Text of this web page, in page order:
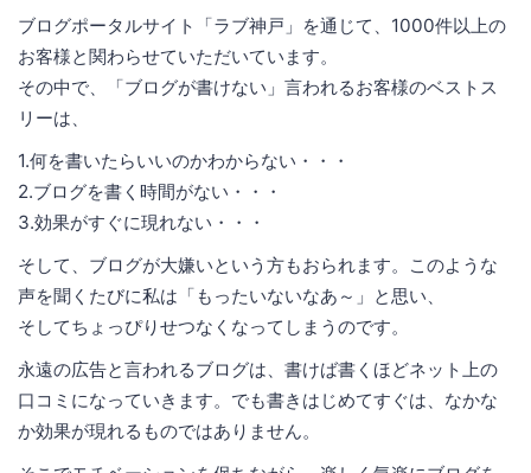
ブログポータルサイト「ラブ神戸」を通じて、1000件以上の
お客様と関わらせていただいています。
その中で、「ブログが書けない」言われるお客様のベストス
リーは、
1.何を書いたらいいのかわからない・・・
2.ブログを書く時間がない・・・
3.効果がすぐに現れない・・・
そして、ブログが大嫌いという方もおられます。このような
声を聞くたびに私は「もったいないなあ～」と思い、
そしてちょっぴりせつなくなってしまうのです。
永遠の広告と言われるブログは、書けば書くほどネット上の
口コミになっていきます。でも書きはじめてすぐは、なかな
か効果が現れるものではありません。